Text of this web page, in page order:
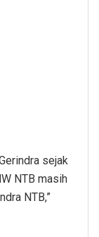
sejak
NTB masih
NTB,”